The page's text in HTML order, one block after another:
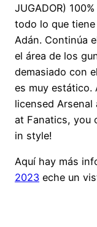
JUGADOR)
todo lo que
Adán. Continúa
el área de los
demasiado con
es muy
licensed Arsenal
at Fanatics, you
in style!
Aquí hay más
2023 eche un